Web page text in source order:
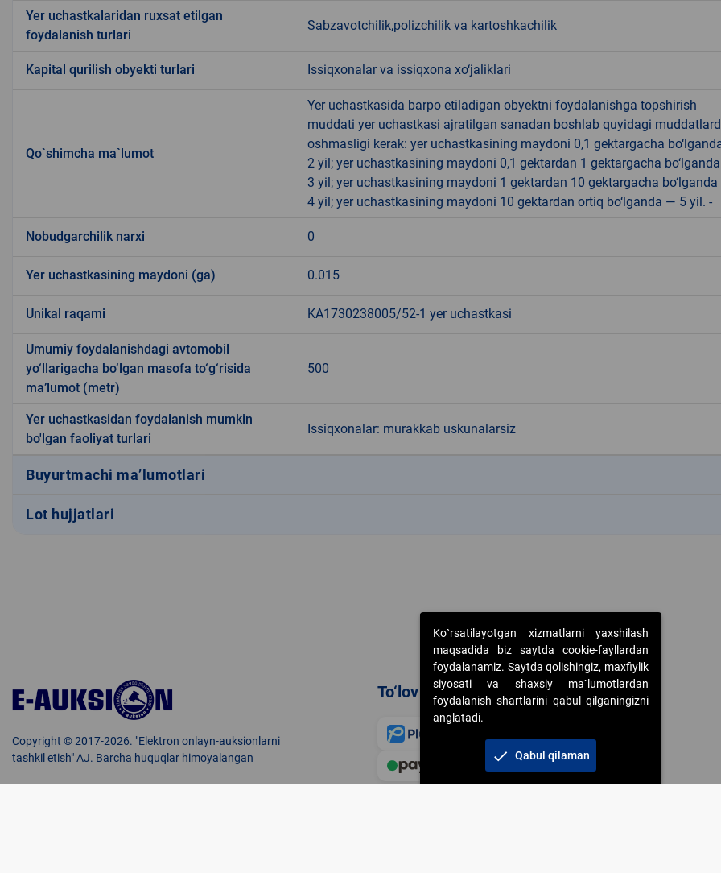
Yer uchastkalaridan ruxsat etilgan
foydalanish turlari
Sabzavotchilik,polizchilik va kartoshkachilik
Kapital qurilish obyekti turlari Issiqxonalar va issiqxona xo‘jaliklari
Qo`shimcha ma`lumot
Yer uchastkasida barpo etiladigan obyektni foydalanishga topshirish
muddati yer uchastkasi ajratilgan sanadan boshlab quyidagi
oshmasligi kerak: yer uchastkasining maydoni 0,1 gektargacha
2 yil; yer uchastkasining maydoni 0,1 gektardan 1 gektargacha
3 yil; yer uchastkasining maydoni 1 gektardan 10 gektargacha
4 yil; yer uchastkasining maydoni 10 gektardan ortiq bo‘lganda — 5 yil. -
Nobudgarchilik narxi 0
Yer uchastkasining maydoni (ga) 0.015
Unikal raqami KA1730238005/52-1 yer uchastkasi
Umumiy foydalanishdagi avtomobil
yo‘llarigacha bo‘lgan masofa to‘g‘risida
ma’lumot (metr)
500
Yer uchastkasidan foydalanish mumkin
bo'lgan faoliyat turlari
Issiqxonalar: murakkab uskunalarsiz
Buyurtmachi ma’lumotlari
Lot hujjatlari
Copyright © 2017-2026. "Elektron onlayn-auksionlarni
tashkil etish" AJ. Barcha huquqlar himoyalangan
To‘lov usullari
Ko`rsatilayotgan xizmatlarni yaxshilash
maqsadida biz saytda cookie-fayllardan
foydalanamiz. Saytda qolishingiz, maxfiylik
siyosati va shaxsiy ma`lumotlardan
foydalanish shartlarini qabul qilganingizni
anglatadi.
check Qabul qilaman